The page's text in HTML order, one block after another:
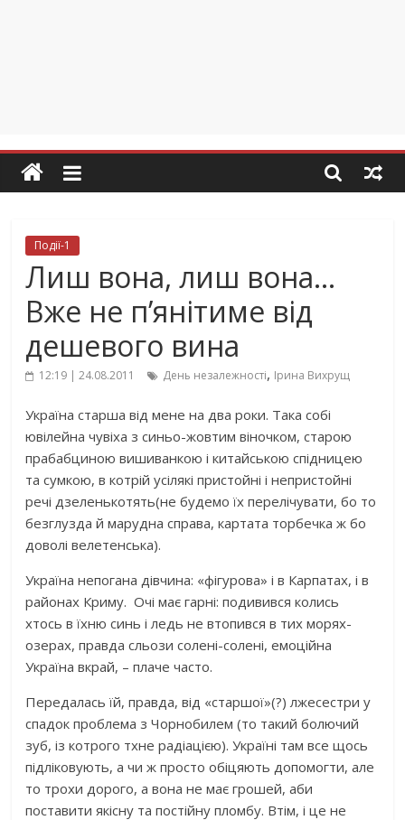
Події-1
Лиш вона, лиш вона…
Вже не п’янітиме від
дешевого вина
12:19 | 24.08.2011 День незалежності, Ірина Вихрущ
Україна старша від мене на два роки. Така собі
ювілейна чувіха з синьо-жовтим віночком, старою
прабабциною вишиванкою і китайською спідницею
та сумкою, в котрій усілякі пристойні і непристойні
речі дзеленькотять(не будемо їх перелічувати, бо то
безглузда й марудна справа, картата торбечка ж бо
доволі велетенська).
Україна непогана дівчина: «фігурова» і в Карпатах, і в
районах Криму. Очі має гарні: подивився колись
хтось в їхню синь і ледь не втопився в тих морях-
озерах, правда сльози солені-солені, емоційна
Україна вкрай, – плаче часто.
Передалась їй, правда, від «старшої»(?) лжесестри у
спадок проблема з Чорнобилем (то такий болючий
зуб, із котрого тхне радіацією). Україні там все щось
підліковують, а чи ж просто обіцяють допомогти, але
то трохи дорого, а вона не має грошей, аби
поставити якісну та постійну пломбу. Втім, і це не